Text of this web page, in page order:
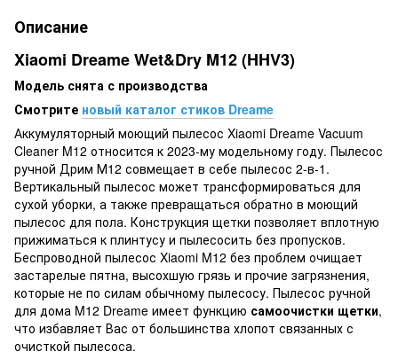
Описание
Xiaomi Dreame Wet&Dry M12 (HHV3)
Модель снята с производства
Смотрите новый каталог стиков Dreame
Аккумуляторный моющий пылесос Xiaomi Dreame Vacuum
Cleaner M12 относится к 2023-му модельному году. Пылесос
ручной Дрим М12 совмещает в себе пылесос 2-в-1.
Вертикальный пылесос может трансформироваться для
сухой уборки, а также превращаться обратно в моющий
пылесос для пола. Конструкция щетки позволяет вплотную
прижиматься к плинтусу и пылесосить без пропусков.
Беспроводной пылесос Xiaomi M12 без проблем очищает
застарелые пятна, высохшую грязь и прочие загрязнения,
которые не по силам обычному пылесосу. Пылесос ручной
для дома M12 Dreame имеет функцию самоочистки щетки,
что избавляет Вас от большинства хлопот связанных с
очисткой пылесоса.